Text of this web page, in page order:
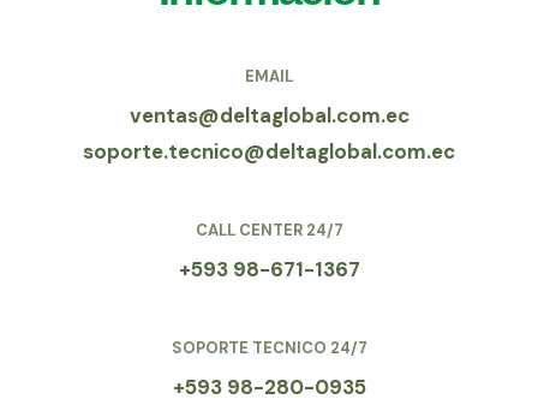
EMAIL
ventas@deltaglobal.com.ec
soporte.tecnico@deltaglobal.com.ec
CALL CENTER 24/7
+593 98-671-1367
SOPORTE TECNICO 24/7
+593 98-280-0935